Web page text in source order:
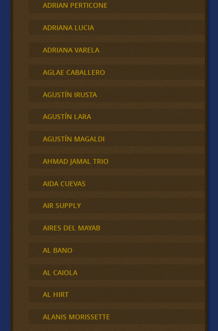
ADRIAN PERTICONE
ADRIANA LUCIA
ADRIANA VARELA
AGLAE CABALLERO
AGUSTÍN IRUSTA
AGUSTÍN LARA
AGUSTÍN MAGALDI
AHMAD JAMAL TRIO
AIDA CUEVAS
AIR SUPPLY
AIRES DEL MAYAB
AL BANO
AL CAIOLA
AL HIRT
ALANIS MORISSETTE